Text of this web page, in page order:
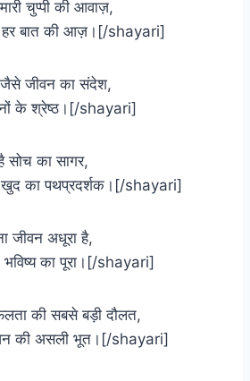
चुप्पी की आवाज़,
हर बात की आज़।[/shayari]
जीवन का संदेश,
के श्रेष्ठ।[/shayari]
सोच का सागर,
खुद का पथप्रदर्शक।[/shayari]
जीवन अधूरा है,
का पूरा।[/shayari]
की सबसे बड़ी दौलत,
की असली भूत।[/shayari]